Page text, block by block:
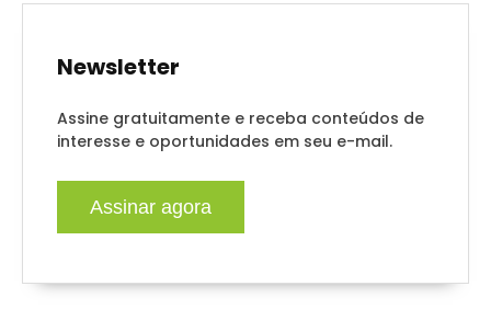
Newsletter
Assine gratuitamente e receba conteúdos de
interesse e oportunidades em seu e-mail.
Assinar agora